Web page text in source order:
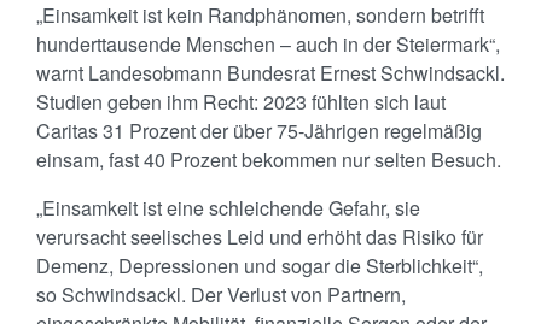
„Einsamkeit ist kein Randphänomen, sondern betrifft
hunderttausende Menschen – auch in der Steiermark“,
warnt Landesobmann Bundesrat Ernest Schwindsackl.
Studien geben ihm Recht: 2023 fühlten sich laut
Caritas 31 Prozent der über 75-Jährigen regelmäßig
einsam, fast 40 Prozent bekommen nur selten Besuch.
„Einsamkeit ist eine schleichende Gefahr, sie
verursacht seelisches Leid und erhöht das Risiko für
Demenz, Depressionen und sogar die Sterblichkeit“,
so Schwindsackl. Der Verlust von Partnern,